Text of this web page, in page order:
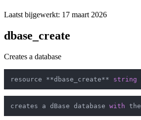
Laatst bijgewerkt: 17 maart 2026
dbase_create
Creates a database
resource **dbase_create** string
creates a dBase database with